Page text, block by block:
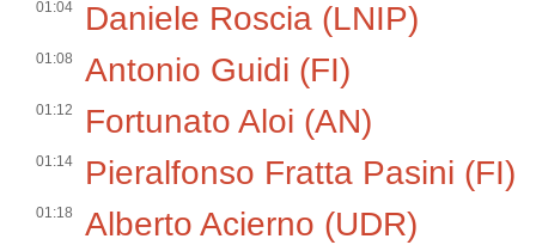
01:04 Daniele Roscia (LNIP)
01:08 Antonio Guidi (FI)
01:12 Fortunato Aloi (AN)
01:14 Pieralfonso Fratta Pasini (FI)
01:18 Alberto Acierno (UDR)